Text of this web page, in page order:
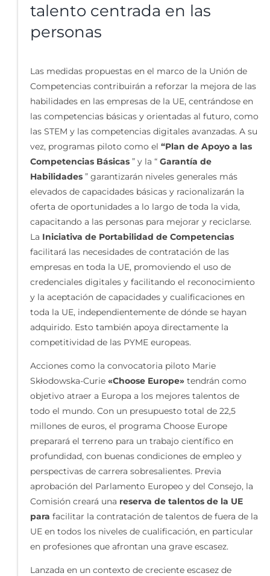
talento centrada en las
personas
Las medidas propuestas en el marco de la Unión de
Competencias contribuirán a reforzar la mejora de las
habilidades en las empresas de la UE, centrándose en
las competencias básicas y orientadas al futuro, como
las STEM y las competencias digitales avanzadas. A su
vez, programas piloto como el “Plan de Apoyo a las
Competencias Básicas ” y la “ Garantía de
Habilidades ” garantizarán niveles generales más
elevados de capacidades básicas y racionalizarán la
oferta de oportunidades a lo largo de toda la vida,
capacitando a las personas para mejorar y reciclarse.
La Iniciativa de Portabilidad de Competencias
facilitará las necesidades de contratación de las
empresas en toda la UE, promoviendo el uso de
credenciales digitales y facilitando el reconocimiento
y la aceptación de capacidades y cualificaciones en
toda la UE, independientemente de dónde se hayan
adquirido. Esto también apoya directamente la
competitividad de las PYME europeas.
Acciones como la convocatoria piloto Marie
Skłodowska-Curie «Choose Europe» tendrán como
objetivo atraer a Europa a los mejores talentos de
todo el mundo. Con un presupuesto total de 22,5
millones de euros, el programa Choose Europe
preparará el terreno para un trabajo científico en
profundidad, con buenas condiciones de empleo y
perspectivas de carrera sobresalientes. Previa
aprobación del Parlamento Europeo y del Consejo, la
Comisión creará una reserva de talentos de la UE
para facilitar la contratación de talentos de fuera de la
UE en todos los niveles de cualificación, en particular
en profesiones que afrontan una grave escasez.
Lanzada en un contexto de creciente escasez de